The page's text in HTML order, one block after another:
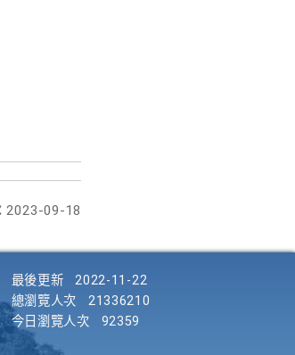
2023-09-18
最後更新
2022-11-22
總瀏覽人次
21336210
今日瀏覽人次
92359